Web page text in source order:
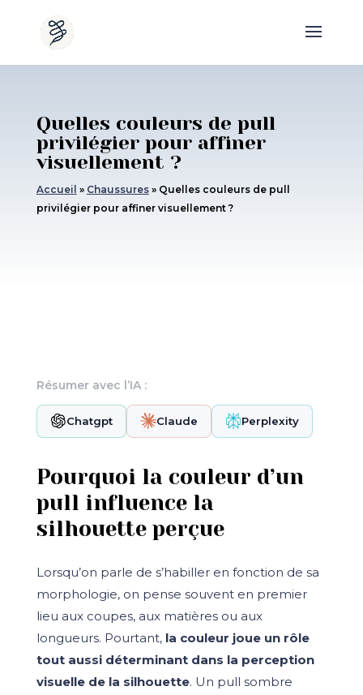
Quelles couleurs de pull
privilégier pour affiner
visuellement ?
Accueil » Chaussures» Quelles couleurs de pull
privilégier pour affiner visuellement ?
Résumer avec l’IA :
Chatgpt Claude Perplexity
Pourquoi la couleur d’un
pull influence la
silhouette perçue
Lorsqu’on parle de s’habiller en fonction de sa
morphologie, on pense souvent en premier
lieu aux coupes, aux matières ou aux
longueurs. Pourtant, la couleur joue un rôle
tout aussi déterminant dans la perception
visuelle de la silhouette. Un pull sombre